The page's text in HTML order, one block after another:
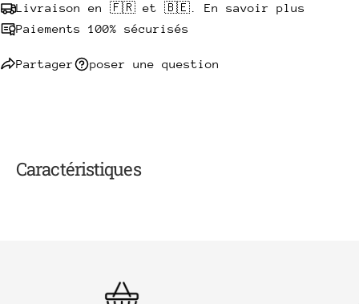
Livraison en 🇫🇷 et 🇧🇪. En savoir plus
Paiements 100% sécurisés
Partager poser une question
Envoyer une question
Caractéristiques